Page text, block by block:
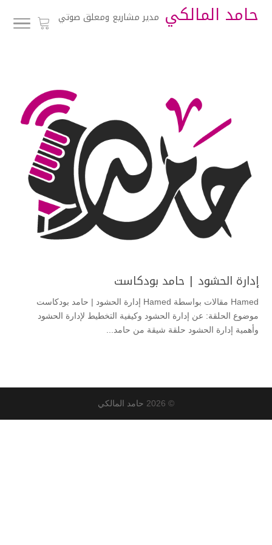
حامد المالكي مدير مشاريع ومعلق صوتي
إدارة الحشود | حامد بودكاست
Hamed مقالات بواسطة Hamed إدارة الحشود | حامد بودكاست
موضوع الحلقة: عن إدارة الحشود وكيفية التخطيط لإدارة الحشود
وأهمية إدارة الحشود حلقة شيقة من حامد...
© 2026 حامد المالكي